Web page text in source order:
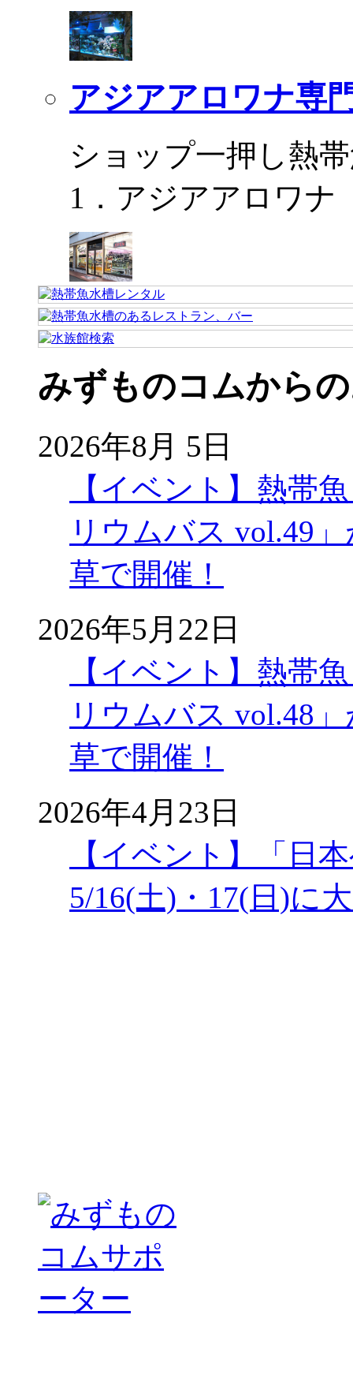
アジアアロワナ専
ショップ一押し熱
1．アジアアロワ
みずものコムから
2026年8月 5日
【イベント】熱帯
リウムバス vol.49
草で開催！
2026年5月22日
【イベント】熱帯
リウムバス vol.48
草で開催！
2026年4月23日
【イベント】「日
5/16(土)・17(日)に